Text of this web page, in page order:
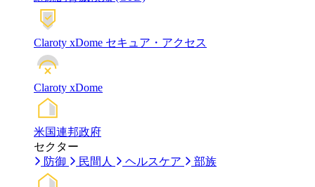
Claroty xDome セキュア・アクセス
Claroty xDome
米国連邦政府
セクター
防御
民間人 ヘルスケア 部族